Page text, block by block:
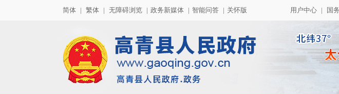
简体 | 繁体 | 无障碍浏览 | 政务新媒体 | 智能问答 | 关怀版 用户中心 | 国